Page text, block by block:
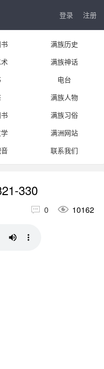
登录 注册
满族历史
满族神话
电台
满族人物
满族习俗
满洲网站
联系我们
330
 0  10162